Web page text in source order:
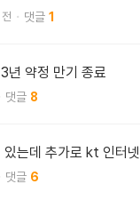
1
약정 만기 종료
8
는데 추가로 kt 인터
6